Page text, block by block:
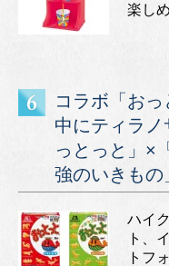
楽し
コラボ「お
中にティラ
っとっと」×
強のいきもの
ハイ
ト、
トフ